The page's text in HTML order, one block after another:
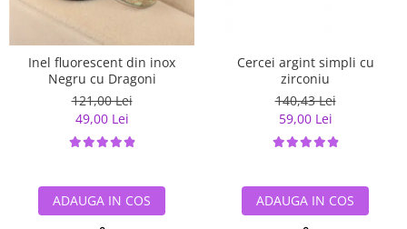
Inel fluorescent din inox
Negru cu Dragoni
121,00 Lei
49,00 Lei
ADAUGA IN COS
Cercei argint simpli cu
zirconiu
140,43 Lei
59,00 Lei
ADAUGA IN COS